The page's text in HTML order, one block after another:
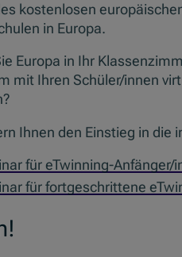
kostenlosen
in Europa.
Europa in Ihr
mit Ihren Schüler/innen
Ihnen den Einstieg in
für eTwinning-Anfänger/
für fortgeschrittene